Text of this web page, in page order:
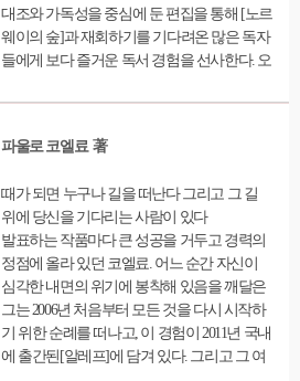
대조와 가독성을 중심에 둔 편집을 통해 [노르
웨이의 숲]과 재회하기를 기다려온 많은 독자
들에게 보다 즐거운 독서 경험을 선사한다. 오
이고 우수 어린 멜로디, 감각적인 도시 생활의
사랑과 사랑을 통한 구원이 공존하는 스무 살
표현을 더욱 섬세하게 손질한 새로운 번역, 새
로운 편집은 무라카미 하루키 문학의 정수라
불리는 이 작품을 만나는 기쁨을 배가할 것이
다.
파울로 코엘료 著
때가 되면 누구나 길을 떠난다 그리고 그 길
위에 당신을 기다리는 사람이 있다
발표하는 작품마다 큰 성공을 거두고 경력의
정점에 올라 있던 코엘료. 어느 순간 자신이
심각한 내면의 위기에 봉착해 있음을 깨달은
그는 2006년 처음부터 모든 것을 다시 시작하
기 위한 순례를 떠나고, 이 경험이 2011년 국내
에 출간된[알레프]에 담겨 있다. 그리고 그 여